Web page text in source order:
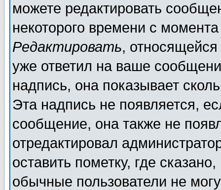
можете редактировать
некоторого времени с
Редактировать,
уже ответил на ваше
надпись, она показывает
Эта надпись не появляется,
сообщение, она также не
отредактировал
оставить пометку, где
обычные пользователи не